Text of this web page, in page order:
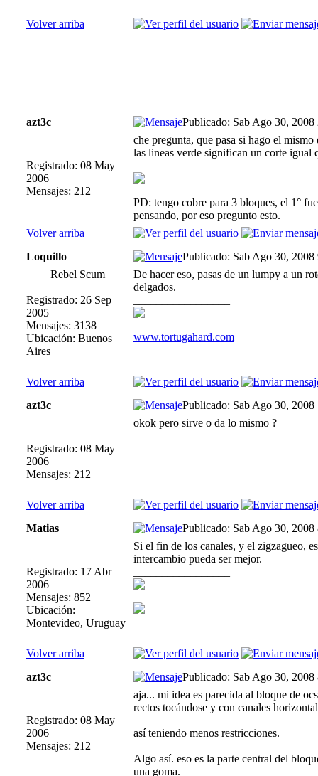
Volver arriba
azt3c Publicado: Sab Ago 30, 2008
Registrado: 08 May
2006
Mensajes: 212
che pregunta, que pasa si hago el
las lineas verde significan un corte igual
PD: tengo cobre para 3 bloques, el 1°
pensando, por eso pregunto esto.
Volver arriba
Loquillo
Publicado: Sab Ago 30, 2008
Rebel Scum
Registrado: 26 Sep
2005
Mensajes: 3138
Ubicación: Buenos
Aires
De hacer eso, pasas de un lumpy a un
delgados.
www.tortugahard.com
Volver arriba
azt3c
Publicado: Sab Ago 30, 2008
Registrado: 08 May
2006
Mensajes: 212
okok pero sirve o da lo mismo ?
Volver arriba
Matias
Publicado: Sab Ago 30, 2008
Registrado: 17 Abr
2006
Mensajes: 852
Ubicación:
Montevideo, Uruguay
Si el fin de los canales, y el zigzagueo,
intercambio pueda ser mejor.
Volver arriba
azt3c
Publicado: Sab Ago 30, 2008
Registrado: 08 May
2006
Mensajes: 212
aja... mi idea es parecida al bloque de
rectos tocándose y con canales
así teniendo menos restricciones.
Algo así. eso es la parte central del
una goma.